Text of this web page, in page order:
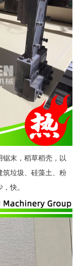
末，稻草稻壳，以
筑垃圾、硅藻土、粉
快。